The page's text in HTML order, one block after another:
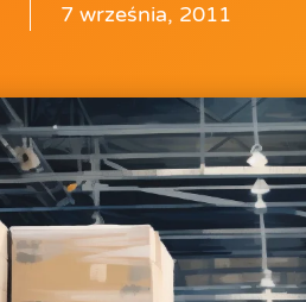
7 września, 2011